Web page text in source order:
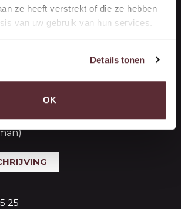
ze heeft verstrekt of die ze hebben
van uw gebruik van hun services.
Details tonen
OK
OP
25